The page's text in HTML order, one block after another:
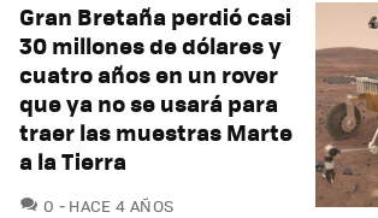
Gran Bretaña perdió casi
30 millones de dólares y
cuatro años en un rover
que ya no se usará para
traer las muestras Marte
a la Tierra
0 COMENTARIOS
HACE 4 AÑOS